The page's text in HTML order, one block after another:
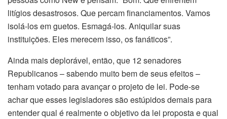
litígios desastrosos. Que percam financiamentos. Vamos
isolá-los em guetos. Esmagá-los. Aniquilar suas
instituições. Eles merecem isso, os fanáticos”.
Ainda mais deplorável, então, que 12 senadores
Republicanos – sabendo muito bem de seus efeitos –
tenham votado para avançar o projeto de lei. Pode-se
achar que esses legisladores são estúpidos demais para
entender qual é realmente o objetivo da lei proposta e qual